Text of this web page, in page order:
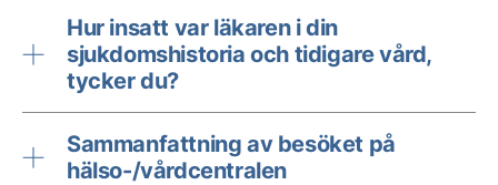
Hur insatt var läkaren i din
sjukdomshistoria och tidigare vård,
tycker du?
Sammanfattning av besöket på
hälso-/vårdcentralen